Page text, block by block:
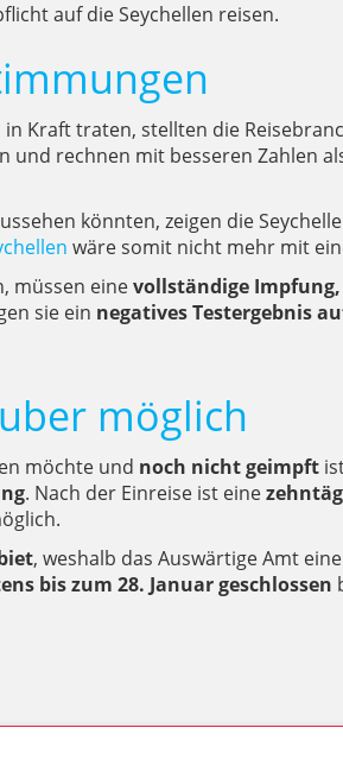
auf die Seychellen reisen.
Kraft traten, stellten die
rechnen mit besseren Zahlen
könnten, zeigen die
wäre somit nicht mehr mit
müssen einevollständige
sie ein negatives Testergebnis
möglich
möchte und noch nicht geimpft
. Nach der Einreise ist eine
, weshalb das Auswärtige Amt
bis zum 28. Januar geschlossen